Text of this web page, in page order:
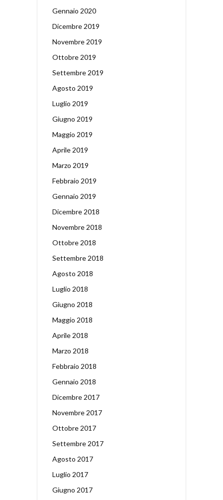
Gennaio 2020
Dicembre 2019
Novembre 2019
Ottobre 2019
Settembre 2019
Agosto 2019
Luglio 2019
Giugno 2019
Maggio 2019
Aprile 2019
Marzo 2019
Febbraio 2019
Gennaio 2019
Dicembre 2018
Novembre 2018
Ottobre 2018
Settembre 2018
Agosto 2018
Luglio 2018
Giugno 2018
Maggio 2018
Aprile 2018
Marzo 2018
Febbraio 2018
Gennaio 2018
Dicembre 2017
Novembre 2017
Ottobre 2017
Settembre 2017
Agosto 2017
Luglio 2017
Giugno 2017